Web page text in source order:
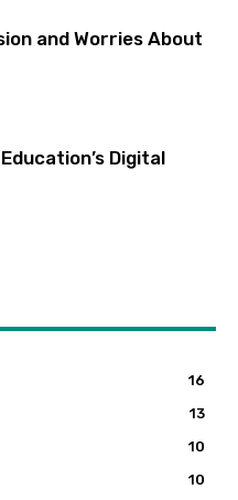
and Worries About
Digital
16
13
10
10